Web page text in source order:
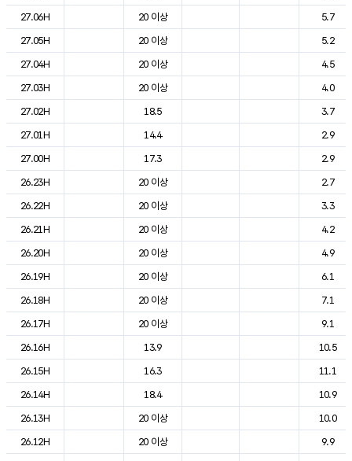
27.06H
20 이상
5.7
27.05H
20 이상
5.2
27.04H
20 이상
4.5
27.03H
20 이상
4.0
27.02H
18.5
3.7
27.01H
14.4
2.9
27.00H
17.3
2.9
26.23H
20 이상
2.7
26.22H
20 이상
3.3
26.21H
20 이상
4.2
26.20H
20 이상
4.9
26.19H
20 이상
6.1
26.18H
20 이상
7.1
26.17H
20 이상
9.1
26.16H
13.9
10.5
26.15H
16.3
11.1
26.14H
18.4
10.9
26.13H
20 이상
10.0
26.12H
20 이상
9.9